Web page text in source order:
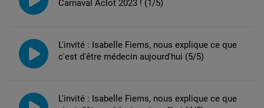
Carnaval Aclot 2023 ! (1/5)
L'invité : Isabelle Fiems, nous explique ce que
c'est d'être médecin aujourd'hui (5/5)
L'invité : Isabelle Fiems, nous explique ce que